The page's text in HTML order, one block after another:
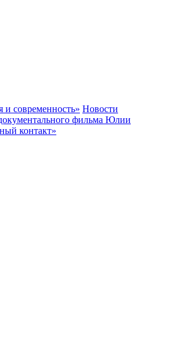
и современность» Новости
фильма Юлии
контакт»